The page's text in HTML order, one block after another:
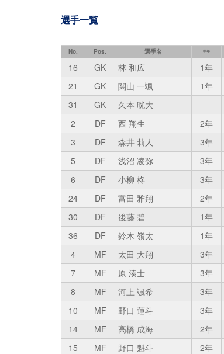
選手一覧
No. Pos. 選手名 学年
16 GK 林 和広 1年
21
GK 関山 一颯 1年
31
GK 久本 晄大
2
DF 西 翔生 2年
3
DF 森井 莉人 3年
5
DF 浅沼 凌弥 3年
6
DF 小柳 柊 3年
24
DF 富田 雅翔 2年
30
DF 後藤 碧 1年
36
DF 鈴木 嶺太 1年
4
MF 太田 大翔 3年
7
MF 原 湊士 3年
8
MF 河上 颯希 3年
10
MF 野口 蓮斗 3年
14
MF 高橋 成海 2年
15
MF 野口 魁斗 2年